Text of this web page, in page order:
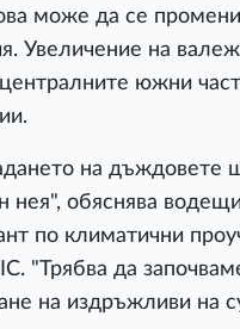
може да се
Увеличение на
южни
на дъждовете
обяснява
по климатични
"Трябва да
на издръжливи на